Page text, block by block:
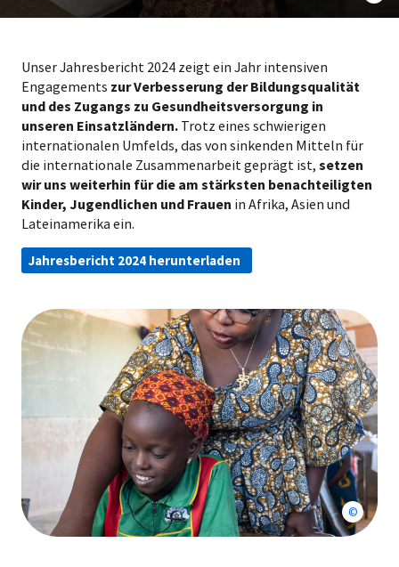
Unser Jahresbericht 2024 zeigt ein Jahr intensiven
Engagements zur Verbesserung der Bildungsqualität
und des Zugangs zu Gesundheitsversorgung in
unseren Einsatzländern. Trotz eines schwierigen
internationalen Umfelds, das von sinkenden Mitteln für
die internationale Zusammenarbeit geprägt ist, setzen
wir uns weiterhin für die am stärksten benachteiligten
Kinder, Jugendlichen und Frauen in Afrika, Asien und
Lateinamerika ein.
Jahresbericht 2024 herunterladen
Adrien